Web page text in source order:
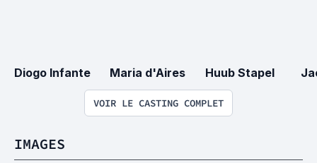
Diogo Infante Maria d'Aires Huub Stapel
VOIR LE CASTING COMPLET
IMAGES